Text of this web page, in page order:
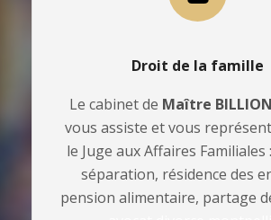
Droit de la famille
Le cabinet de Maître
vous assiste et vous
le Juge aux Affaires Familiales
séparation, résidence des
pension alimentaire, partage